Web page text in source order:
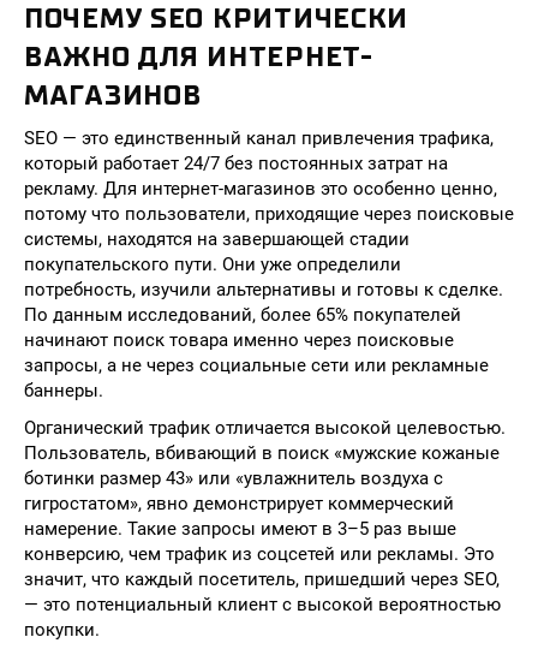
ПОЧЕМУ SEO КРИТИЧЕСКИ
ВАЖНО ДЛЯ ИНТЕРНЕТ-
МАГАЗИНОВ
SEO — это единственный канал привлечения трафика,
который работает 24/7 без постоянных затрат на
рекламу. Для интернет-магазинов это особенно ценно,
потому что пользователи, приходящие через поисковые
системы, находятся на завершающей стадии
покупательского пути. Они уже определили
потребность, изучили альтернативы и готовы к сделке.
По данным исследований, более 65% покупателей
начинают поиск товара именно через поисковые
запросы, а не через социальные сети или рекламные
баннеры.
Органический трафик отличается высокой целевостью.
Пользователь, вбивающий в поиск «мужские кожаные
ботинки размер 43» или «увлажнитель воздуха с
гигростатом», явно демонстрирует коммерческий
намерение. Такие запросы имеют в 3–5 раз выше
конверсию, чем трафик из соцсетей или рекламы. Это
значит, что каждый посетитель, пришедший через SEO,
— это потенциальный клиент с высокой вероятностью
покупки.